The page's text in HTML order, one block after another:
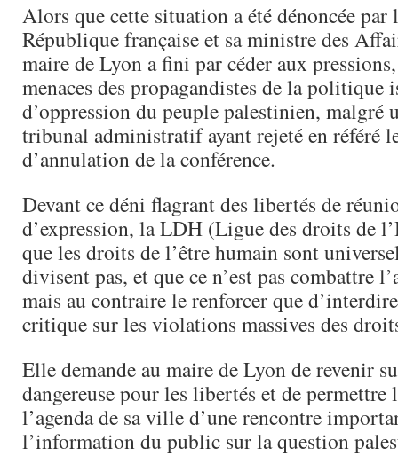
Alors que cette situation a été dénoncée par
République française et sa ministre des
maire de Lyon a fini par céder aux
menaces des propagandistes de la politique
d’oppression du peuple palestinien, malgré
tribunal administratif ayant rejeté en référé
d’annulation de la conférence.
Devant ce déni flagrant des libertés de
d’expression, la LDH (Ligue des droits de
que les droits de l’être humain sont
divisent pas, et que ce n’est pas combattre
mais au contraire le renforcer que
critique sur les violations massives des
Elle demande au maire de Lyon de revenir
dangereuse pour les libertés et de permettre
l’agenda de sa ville d’une rencontre
l’information du public sur la question